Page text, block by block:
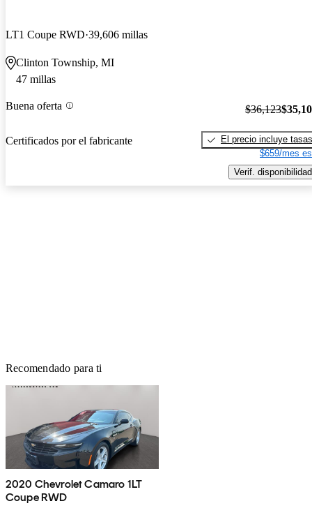
LT1 Coupe RWD 39,606 millas
Clinton Township, MI
47 millas
Buena oferta
Certificados por el fabricante
$36,123
El precio incluye tasas
$659/mes
Verif. disponibilidad
Recomendado para ti
2020 Chevrolet Camaro 1LT
Coupe RWD